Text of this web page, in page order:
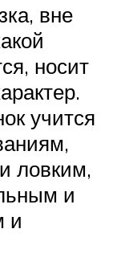
вне
носит
учится
ловким,
и
и